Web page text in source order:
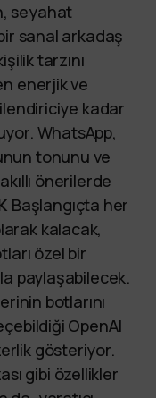
seyahat
sanal arkadaş
tarzını
enerjik ve
kadar
WhatsApp,
tonunu ve
önerilerde
Başlangıçta her
kalacak,
özel bir
paylaşabilecek.
botlarını
OpenAI
gösteriyor.
gibi özellikler